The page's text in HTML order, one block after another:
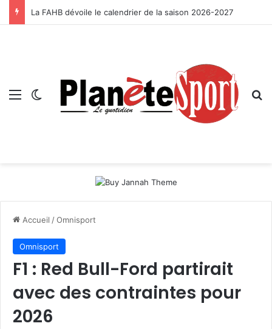
La FAHB dévoile le calendrier de la saison 2026-2027
Menu Switch skin
Accueil /Omnisport
Omnisport
F1 : Red Bull-Ford partirait
avec des contraintes pour
2026